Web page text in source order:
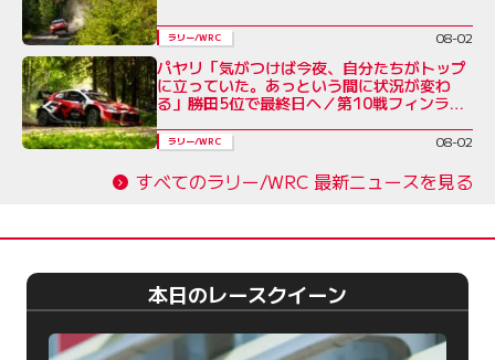
ラリー/WRC 08-02
パヤリ「気がつけば今夜、自分たちがトップ
に立っていた。あっという間に状況が変わ
る」勝田5位で最終日へ／第10戦フィンラン
ラリー/WRC 08-02
すべてのラリー/WRC 最新ニュースを見る
本日のレースクイーン